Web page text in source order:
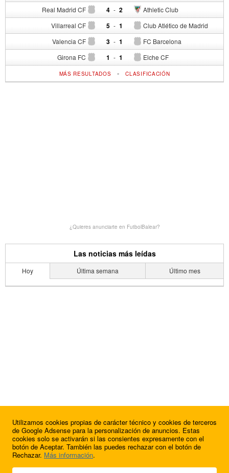
Real Madrid CF 4 - Athletic Club
2
Villarreal CF 5 - Club Atlético de Madrid
1
Valencia CF 3 - FC Barcelona
1
Girona FC 1 - Elche CF
1
MÁS RESULTADOS -CLASIFICACIÓN
¿Quieres anunciarte en FutbolBalear?
Las noticias más leídas
Hoy Última semana Último mes
© 2009 - 2026 Soluciones Corporativas IP, SL.
Utilizamos cookies propias de carácter técnico y cookies de terceros
de Google Adsense para la personalización de anuncios. Estas
cookies solo se activarán si las consientes expresamente con el
botón de Aceptar. También las puedes rechazar con el botón de
Rechazar. Más información.